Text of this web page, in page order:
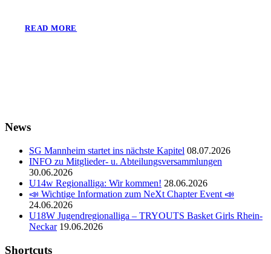
READ MORE
News
SG Mannheim startet ins nächste Kapitel 08.07.2026
INFO zu Mitglieder- u. Abteilungsversammlungen
30.06.2026
U14w Regionalliga: Wir kommen! 28.06.2026
📣 Wichtige Information zum NeXt Chapter Event 📣
24.06.2026
U18W Jugendregionalliga – TRYOUTS Basket Girls Rhein-
Neckar 19.06.2026
Shortcuts